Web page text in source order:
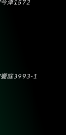
津1572
庭3993-1